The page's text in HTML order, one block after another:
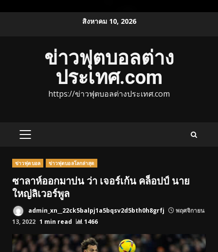
สิงหาคม 10, 2026
ข่าวฟุตบอลต่าง
ประเทศ.com
https://ข่าวฟุตบอลต่างประเทศ.com
PRIMARY
ข่าวฟุตบอล ข่าวฟุตบอลโลกล่าสุด
ซาลาห์ออกมาบ่น ว่า เจอร์เก้น คล็อปป์ นาย
ใหญ่ลิเวอร์พูล
admin_xn__22ck5balpj1a5bqsv2d5bth0h8grfj
พฤศจิกายน
13, 2022 1 min read 1466